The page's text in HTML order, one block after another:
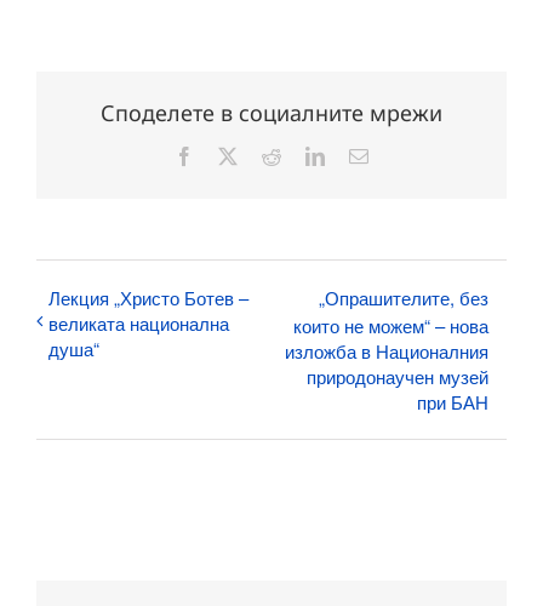
Споделете в социалните мрежи
Facebook RedditLinkedInЕлектронна
Лекция „Христо Ботев –
великата национална
душа“
„Опрашителите, без
които не можем“ – нова
изложба в Националния
природонаучен музей
при БАН